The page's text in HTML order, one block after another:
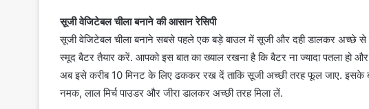
सूजी वेजिटेबल चीला बनाने की आसान रेसिपी
सूजी वेजिटेबल चीला बनाने सबसे पहले एक बड़े बाउल में सूजी और दही डालकर अच्छे से
स्मूद बैटर तैयार करें. आपको इस बात का ख्याल रखना है कि बैटर ना ज्यादा पतला हो और
अब इसे करीब 10 मिनट के लिए ढककर रख दें ताकि सूजी अच्छी तरह फूल जाए. इसके बाद
नमक, लाल मिर्च पाउडर और जीरा डालकर अच्छी तरह मिला लें.